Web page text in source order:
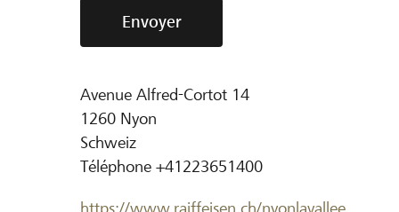
Envoyer
Avenue Alfred-Cortot 14
1260 Nyon
Schweiz
Téléphone +41223651400
https://www.raiffeisen.ch/nyonlavallee